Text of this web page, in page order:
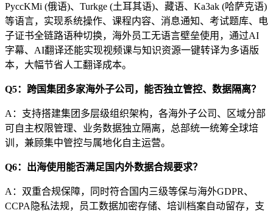
PyccKMi (俄语)、Turkge (土耳其语)、藏语、Ka3ak (哈萨克语)
等语言，实现系统操作、课程内容、消息通知、考试题库、电
子证书全链路语种切换，海外员工无语言壁垒使用， 通过AI
字幕、AI翻译还能实现视频课与知识资源一键转译为多语版
本，大幅节省人工翻译成本。
Q5：跨国集团多家海外子公司，能否独立管控、数据隔离？
A：支持搭建集团多层级组织架构，各海外子公司、区域分部
可自主权限管理、业务数据独立隔离，总部统一统筹全球培
训，兼顾集中管控与属地化自主运营。
Q6：出海使用能否满足国内外数据合规要求？
A：双重合规保障，同时符合国内三级等保与海外GDPR、
CCPA隐私法规，员工数据加密存储、培训档案自动留存，支